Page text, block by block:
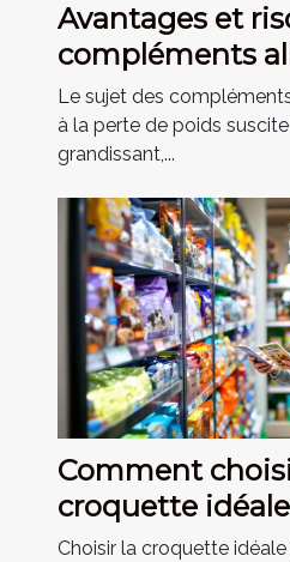
Avantages et
compléments
pour la perte
Le sujet des
à la perte de poids
grandissant,...
Comment
croquette
santé de votre
Choisir la croquette